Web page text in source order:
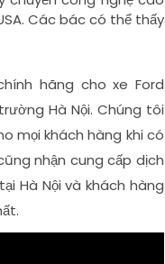
Các bác có thể thấy
hãng cho xe Ford
Hà Nội. Chúng tôi
mọi khách hàng khi có
nhận cung cấp dịch
Hà Nội và khách hàng